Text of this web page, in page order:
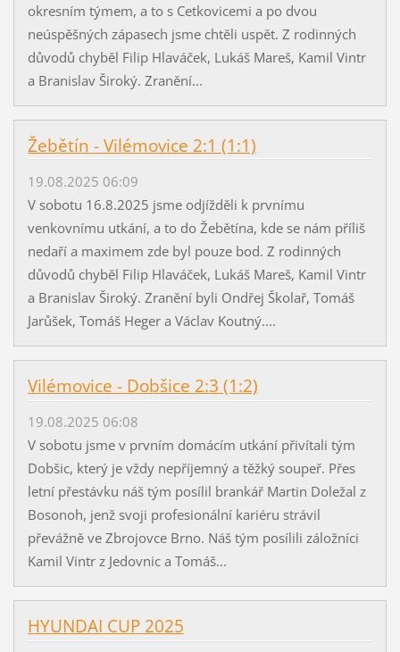
okresním týmem, a to s Cetkovicemi a po dvou
neúspěšných zápasech jsme chtěli uspět. Z rodinných
důvodů chyběl Filip Hlaváček, Lukáš Mareš, Kamil Vintr
a Branislav Široký. Zranění...
Žebětín - Vilémovice 2:1 (1:1)
19.08.2025 06:09
V sobotu 16.8.2025 jsme odjížděli k prvnímu
venkovnímu utkání, a to do Žebětína, kde se nám příliš
nedaří a maximem zde byl pouze bod. Z rodinných
důvodů chyběl Filip Hlaváček, Lukáš Mareš, Kamil Vintr
a Branislav Široký. Zranění byli Ondřej Školař, Tomáš
Jarůšek, Tomáš Heger a Václav Koutný....
Vilémovice - Dobšice 2:3 (1:2)
19.08.2025 06:08
V sobotu jsme v prvním domácím utkání přivítali tým
Dobšic, který je vždy nepříjemný a těžký soupeř. Přes
letní přestávku náš tým posílil brankář Martin Doležal z
Bosonoh, jenž svoji profesionální kariéru strávil
převážně ve Zbrojovce Brno. Náš tým posílili záložníci
Kamil Vintr z Jedovnic a Tomáš...
HYUNDAI CUP 2025